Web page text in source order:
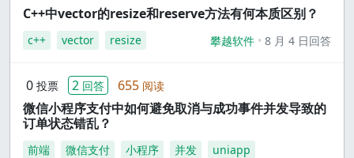
C++中vector的resize和reserve方法有何本质区别？
c++ vector resize 攀越软件 8 月 4 日回答
0 投票 2 回答 655 阅读
微信小程序支付中如何避免取消与成功事件并发导致的
订单状态错乱？
前端 微信支付 小程序 并发
uniapp